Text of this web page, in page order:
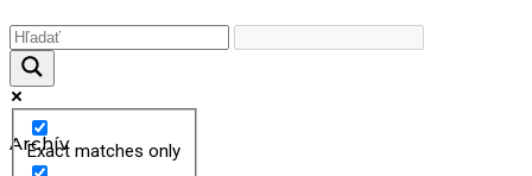
Exact matches only
Archív